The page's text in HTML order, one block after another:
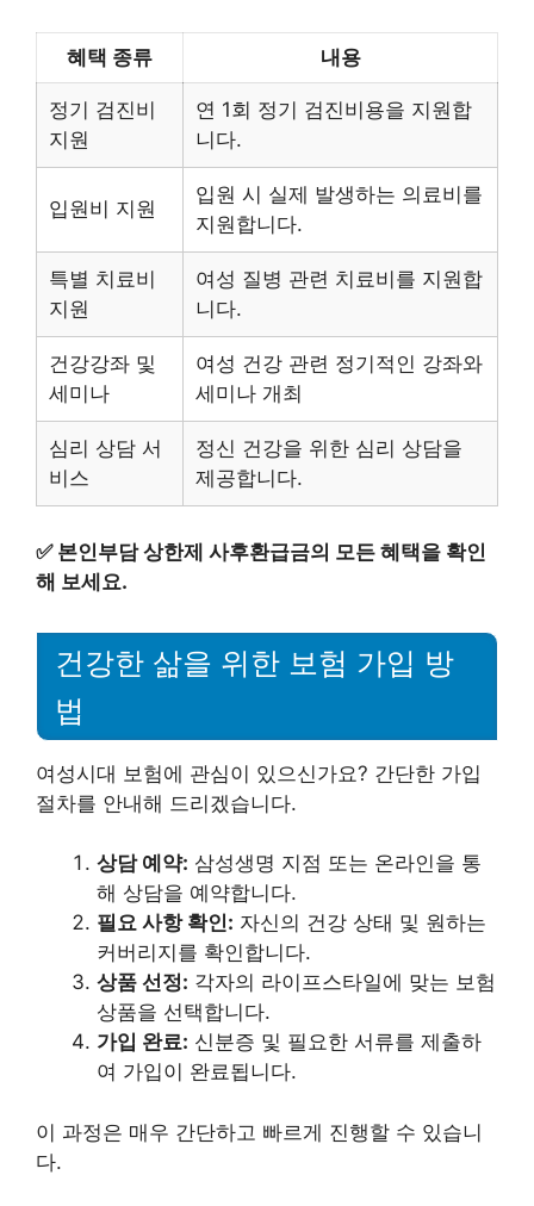
혜택 종류 내용
정기 검진비
지원
연 1회 정기 검진비용을 지원합
니다.
입원비 지원
입원 시 실제 발생하는 의료비를
지원합니다.
특별 치료비
지원
여성 질병 관련 치료비를 지원합
니다.
건강강좌 및
세미나
여성 건강 관련 정기적인 강좌와
세미나 개최
심리 상담 서
비스
정신 건강을 위한 심리 상담을
제공합니다.
✅ 본인부담 상한제 사후환급금의 모든 혜택을 확인
해 보세요.
건강한 삶을 위한 보험 가입 방
법
여성시대 보험에 관심이 있으신가요? 간단한 가입
절차를 안내해 드리겠습니다.
상담 예약: 삼성생명 지점 또는 온라인을 통
해 상담을 예약합니다.
필요 사항 확인: 자신의 건강 상태 및 원하는
커버리지를 확인합니다.
상품 선정: 각자의 라이프스타일에 맞는 보험
상품을 선택합니다.
가입 완료: 신분증 및 필요한 서류를 제출하
여 가입이 완료됩니다.
이 과정은 매우 간단하고 빠르게 진행할 수 있습니
다.